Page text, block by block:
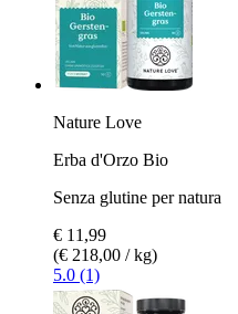
Nature Love
Erba d'Orzo Bio
Senza glutine per natura
€ 11,99
(€ 218,00 / kg)
5.0 (1)